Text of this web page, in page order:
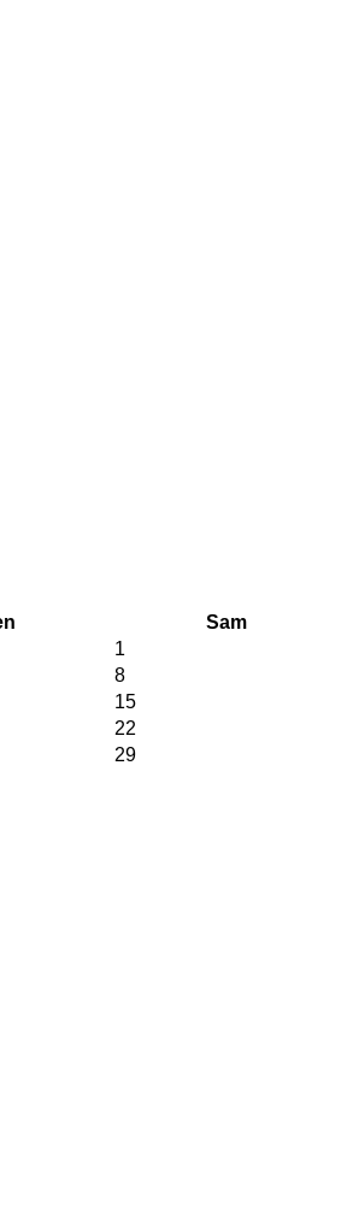
Sam
1
8
15
22
29